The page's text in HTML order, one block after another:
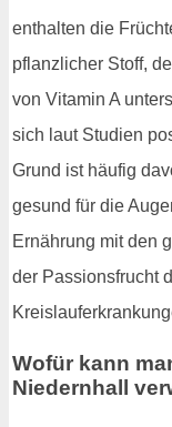
enthalten die
pflanzlicher Stoff,
von Vitamin A
sich laut Studien
Grund ist häufig
gesund für die
Ernährung mit den
der Passionsfrucht
Wofür kann
Niedernhall